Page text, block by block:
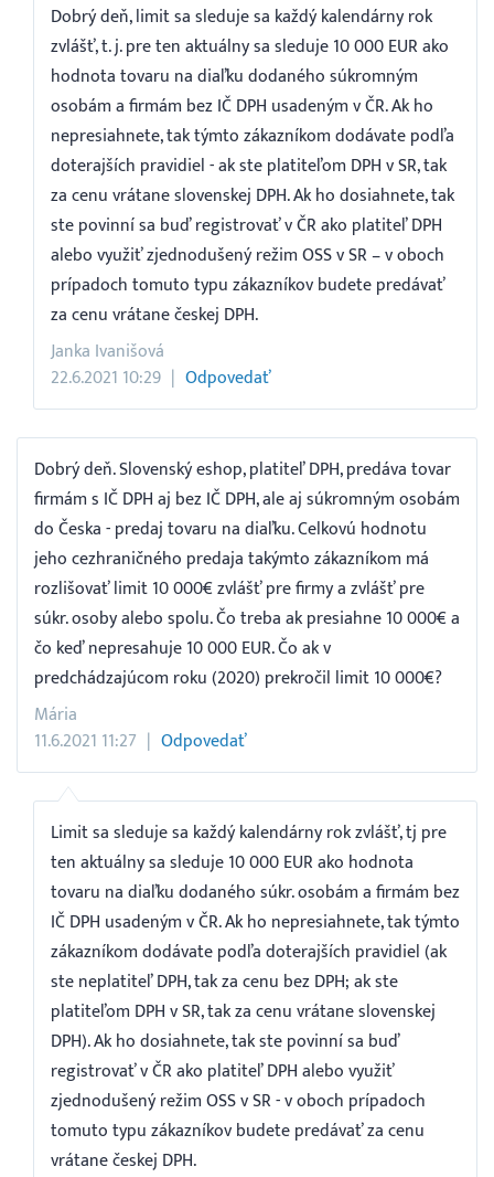
Dobrý deň, limit sa sleduje sa každý kalendárny rok
zvlášť, t. j. pre ten aktuálny sa sleduje 10 000 EUR ako
hodnota tovaru na diaľku dodaného súkromným
osobám a firmám bez IČ DPH usadeným v ČR. Ak ho
nepresiahnete, tak týmto zákazníkom dodávate podľa
doterajších pravidiel - ak ste platiteľom DPH v SR, tak
za cenu vrátane slovenskej DPH. Ak ho dosiahnete, tak
ste povinní sa buď registrovať v ČR ako platiteľ DPH
alebo využiť zjednodušený režim OSS v SR – v oboch
prípadoch tomuto typu zákazníkov budete predávať
za cenu vrátane českej DPH.
Janka Ivanišová
22.6.2021 10:29
Odpovedať
Dobrý deň. Slovenský eshop, platiteľ DPH, predáva tovar
firmám s IČ DPH aj bez IČ DPH, ale aj súkromným osobám
do Česka - predaj tovaru na diaľku. Celkovú hodnotu
jeho cezhraničného predaja takýmto zákazníkom má
rozlišovať limit 10 000€ zvlášť pre firmy a zvlášť pre
súkr. osoby alebo spolu. Čo treba ak presiahne 10 000€ a
čo keď nepresahuje 10 000 EUR. Čo ak v
predchádzajúcom roku (2020) prekročil limit 10 000€?
Mária
11.6.2021 11:27
Odpovedať
Limit sa sleduje sa každý kalendárny rok zvlášť, tj pre
ten aktuálny sa sleduje 10 000 EUR ako hodnota
tovaru na diaľku dodaného súkr. osobám a firmám bez
IČ DPH usadeným v ČR. Ak ho nepresiahnete, tak týmto
zákazníkom dodávate podľa doterajších pravidiel (ak
ste neplatiteľ DPH, tak za cenu bez DPH; ak ste
platiteľom DPH v SR, tak za cenu vrátane slovenskej
DPH). Ak ho dosiahnete, tak ste povinní sa buď
registrovať v ČR ako platiteľ DPH alebo využiť
zjednodušený režim OSS v SR - v oboch prípadoch
tomuto typu zákazníkov budete predávať za cenu
vrátane českej DPH.